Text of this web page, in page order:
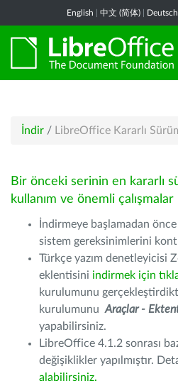
English 中文 (简体) Deutsch
İndir / LibreOffice Kararlı
Bir önceki serinin en kararlı
kullanım ve önemli
İndirmeye başlamadan
sistem gereksinimlerini
Türkçe yazım denetleyicisi
eklentisini indirmek için
kurulumunu
kurulumunu Araçlar -
yapabilirsiniz.
LibreOffice 4.1.2 sonrası
değişiklikler yapılmıştır.
alabilirsiniz.